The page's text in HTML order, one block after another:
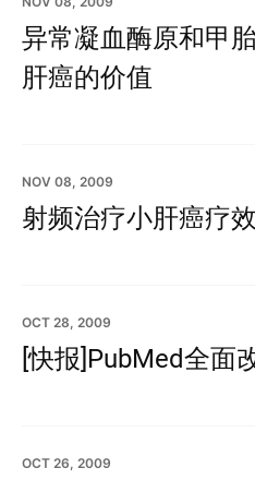
异常凝血酶原和甲
肝癌的价值
NOV 08, 2009
射频治疗小肝癌疗
OCT 28, 2009
[快报]PubMed全面
OCT 26, 2009